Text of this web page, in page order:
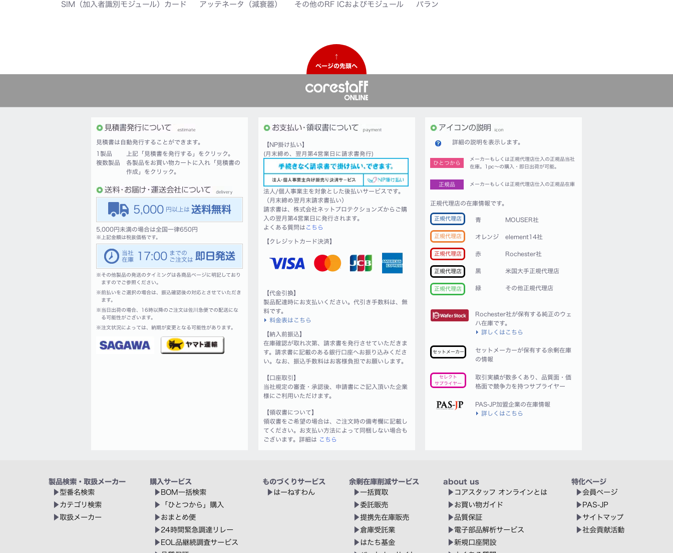
SIM（加入者識別モジュール）カード
アッテネータ（減衰器） その他のRF ICおよびモジュール バラン
↑
ページの先頭へ
見積書は自動発行することができます。
1製品
上記「見積書を発行する」をクリック。
複数製品
各製品をお買い物カートに入れ「見積書の
作成」をクリック。
5,000
5,000円未満の場合は全国一律650円
※ 上記金額は税抜価格です。
17:00
※その他製品の発送のタイミングは各商品ページに明記しており
ますのでご参照ください。
※前払いをご選択の場合は、振込確認後の対応とさせていただき
ます。
※ 当日出荷の場合、16時以降のご注文は佐川急便での配送にな
る可能性がございます。
※注文状況によっては、納期が変更となる可能性があります。
【NP掛け払い】
(月末締め、翌月第4営業日に請求書発行)
法人/個人事業主を対象とした後払いサービスです。
（月末締め翌月末請求書払い）
請求書は、株式会社ネットプロテクションズからご購
入の翌月第4営業日に発行されます。
よくある質問は こちら
【クレジットカード決済】
【代金引換】
製品配達時にお支払いください。代引き手数料は、無
料です。
料金表はこちら
【納入前振込】
在庫確認が取れ次第、請求書を発行させていただきま
す。請求書に記載のある銀行口座へお振り込みくださ
い。なお、振込手数料はお客様負担でお願いします。
【口座取引】
当社規定の審査・承認後、申請書にご記入頂いた企業
様にご利用いただけます。
【領収書について】
領収書をご希望の場合は、ご注文時の備考欄に記載し
てください。お支払い方法によって同梱しない場合も
ございます。詳細は こちら
詳細の説明を表示します。
ひとつから
メーカーもしくは正規代理店仕入の正規品当社
在庫。1pc〜の購入・即日出荷が可能。
正規品 メーカーもしくは正規代理店仕入の正規品在庫
正規代理店の在庫情報です。
正規代理店
正規代理店
正規代理店
正規代理店
正規代理店
青 MOUSER社
オレンジ element14社
赤 Rochester社
黒 米国大手正規代理店
緑 その他正規代理店
Rochester社が保有する純正のウェ
ハ在庫です。
詳しくはこちら
セットメーカー
セットメーカーが保有する余剰在庫
の情報
セレクト
サプライヤー
取引実績が数多くあり、品質面・価
格面で競争力を持つサプライヤー
PAS-JP加盟企業の在庫情報
詳しくはこちら
製品検索・取扱メーカー
型番名検索
カテゴリ検索
取扱メーカー
購入サービス
BOM一括検索
「ひとつから」購入
おまとめ便
24時間緊急調達リレー
EOL品継続調査サービス
ものづくりサービス
はーねすわん
余剰在庫削減サービス
一括買取
委託販売
提携先在庫販売
倉庫受託業
はたち基金
about us
コアスタッフ オンラインとは
お買い物ガイド
品質保証
電子部品解析サービス
新規口座開設
特化ページ
会員ページ
PAS-JP
サイトマップ
社会貢献活動